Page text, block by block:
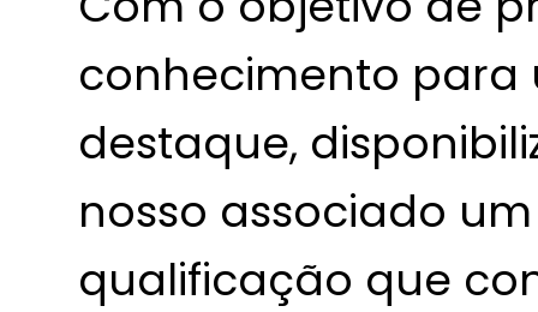
conhecimento
destaque,
nosso associado
qualificação que